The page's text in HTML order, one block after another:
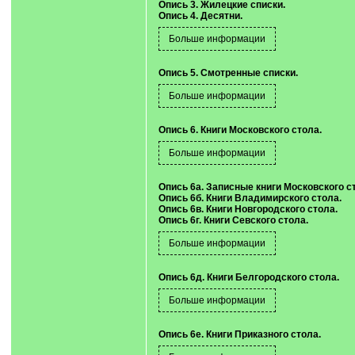
Опись 3. Жилецкие списки.
Опись 4. Десятни.
Опись 5. Смотренные списки.
Опись 6. Книги Московского стола.
Опись 6а. Записные книги Московского
Опись 6б. Книги Владимирского стола.
Опись 6в. Книги Новгородского стола.
Опись 6г. Книги Севского стола.
Опись 6д. Книги Белгородского стола.
Опись 6е. Книги Приказного стола.